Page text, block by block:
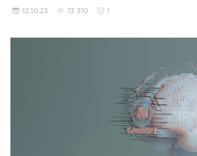
12.10.23 13 310 1